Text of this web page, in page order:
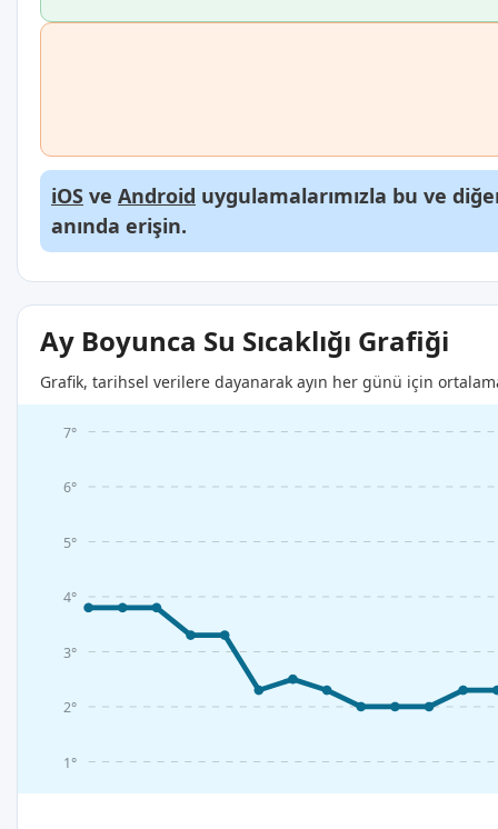
iOS ve Android uygulamalarımızla bu ve
anında erişin.
Ay Boyunca Su Sıcaklığı Grafiği
Grafik, tarihsel verilere dayanarak ayın her günü için
1°
2°
3°
4°
5°
6°
7°